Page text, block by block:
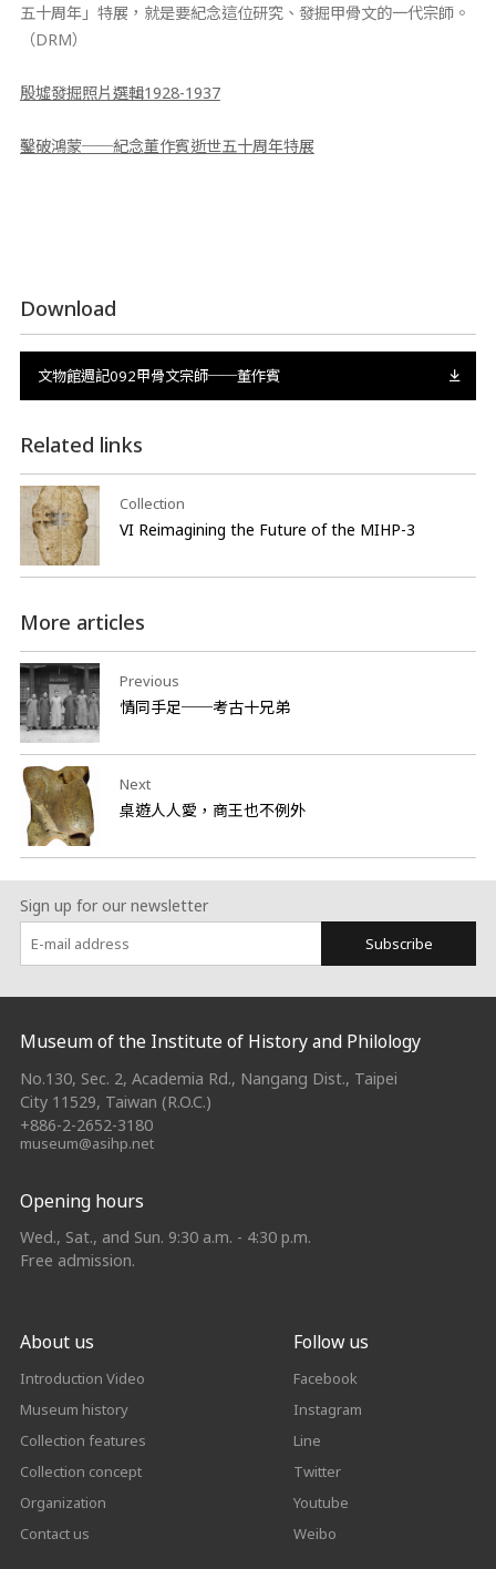
五十周年」特展，就是要紀念這位研究、發掘甲骨文的一代宗師。
（DRM）
殷墟發掘照片選輯1928-1937
鑿破鴻蒙──紀念董作賓逝世五十周年特展
Download
文物館週記092甲骨文宗師──董作賓
Related links
Collection
VI Reimagining the Future of the MIHP-3
More articles
Previous
情同手足──考古十兄弟
Next
桌遊人人愛，商王也不例外
Sign up for our newsletter
Subscribe
:::
Museum of the Institute of History and Philology
No.130, Sec. 2, Academia Rd., Nangang Dist., Taipei
City 11529, Taiwan (R.O.C.)
+886-2-2652-3180
museum@asihp.net
Opening hours
Wed., Sat., and Sun. 9:30 a.m. - 4:30 p.m.
Free admission.
About us
Introduction Video
Museum history
Collection features
Collection concept
Organization
Contact us
Follow us
Facebook
Instagram
Line
Twitter
Youtube
Weibo